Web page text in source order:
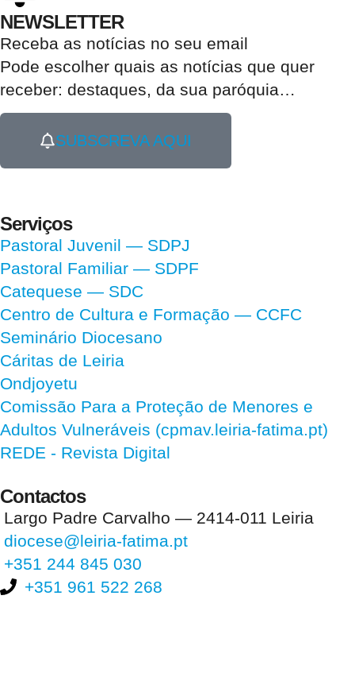
NEWSLETTER
Receba as notícias no seu email​
Pode escolher quais as notícias que quer
receber: destaques, da sua paróquia…
SUBSCREVA AQUI
Serviços
Pastoral Juvenil — SDPJ
Pastoral Familiar — SDPF
Catequese — SDC
Centro de Cultura e Formação — CCFC
Seminário Diocesano
Cáritas de Leiria
Ondjoyetu
Comissão Para a Proteção de Menores e
Adultos Vulneráveis (cpmav.leiria-fatima.pt)
REDE - Revista Digital
Contactos
Largo Padre Carvalho — 2414-011 Leiria
diocese@leiria-fatima.pt
+351 244 845 030
+351 961 522 268